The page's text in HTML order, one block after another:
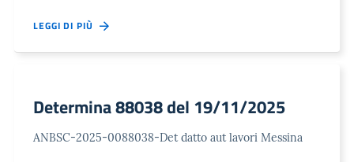
LEGGI DI PIÙ
Determina 88038 del 19/11/2025
ANBSC-2025-0088038-Det datto aut lavori Messina